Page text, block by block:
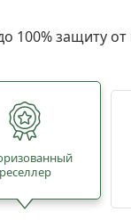
100% защиту
реселлер